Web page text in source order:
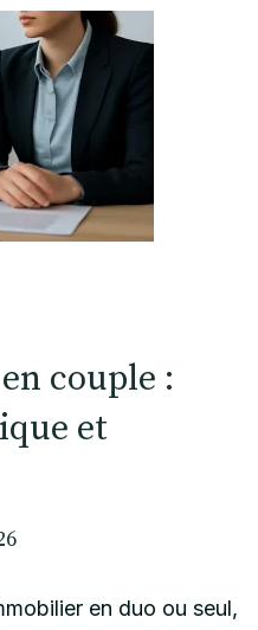
couple :
et
en duo ou seul,